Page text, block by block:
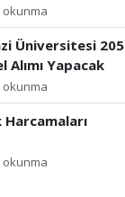
Üniversitesi 205
Alımı Yapacak